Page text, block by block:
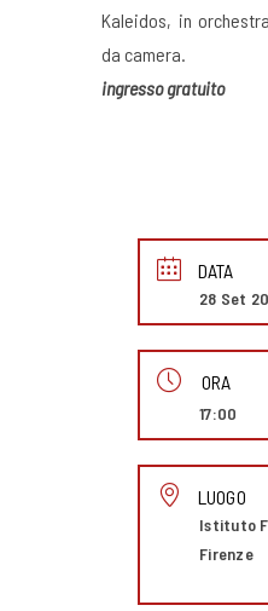
Kaleidos, in
da camera.
ingresso gratuito
DATA
28 Set
ORA
17:00
LUOGO
Istituto
Firenze